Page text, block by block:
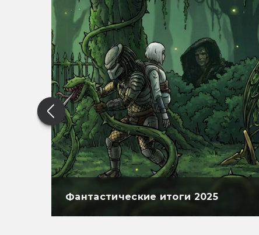
Фантастические итоги 2025